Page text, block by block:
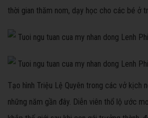
thời gian thăm nom, dạy học cho các bé ở
Tạo hình Triệu Lệ Quyên trong các vở kịch
những năm gần đây. Diễn viên thổ lộ ước